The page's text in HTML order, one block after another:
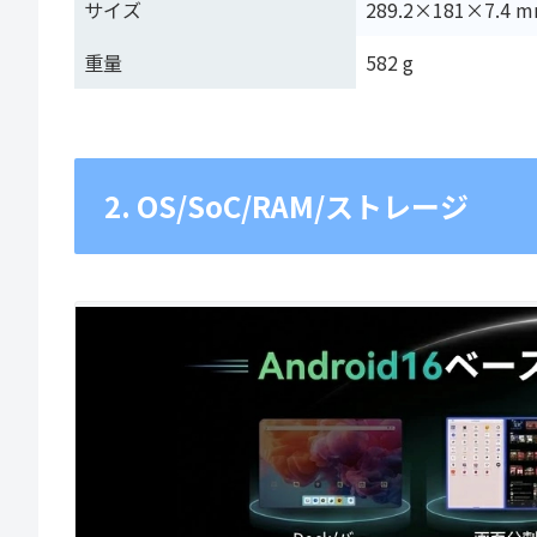
サイズ
289.2×181×7.4
重量
582 g
2. OS/SoC/RAM/ストレージ